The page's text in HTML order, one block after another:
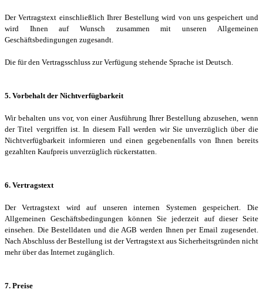
Der Vertragstext einschließlich Ihrer Bestellung wird von uns gespeichert und
wird Ihnen auf Wunsch zusammen mit unseren Allgemeinen
Geschäftsbedingungen zugesandt.
Die für den Vertragsschluss zur Verfügung stehende Sprache ist Deutsch.
5. Vorbehalt der Nichtverfügbarkeit
Wir behalten uns vor, von einer Ausführung Ihrer Bestellung abzusehen, wenn
der Titel vergriffen ist. In diesem Fall werden wir Sie unverzüglich über die
Nichtverfügbarkeit informieren und einen gegebenenfalls von Ihnen bereits
gezahlten Kaufpreis unverzüglich rückerstatten.
6. Vertragstext
Der Vertragstext wird auf unseren internen Systemen gespeichert. Die
Allgemeinen Geschäftsbedingungen können Sie jederzeit auf dieser Seite
einsehen. Die Bestelldaten und die AGB werden Ihnen per Email zugesendet.
Nach Abschluss der Bestellung ist der Vertragstext aus Sicherheitsgründen nicht
mehr über das Internet zugänglich.
7. Preise